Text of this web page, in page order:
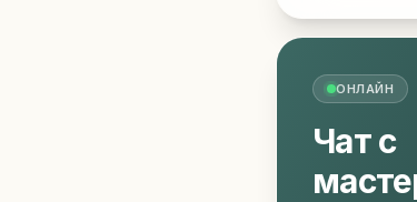
ОНЛАЙН
Чат с